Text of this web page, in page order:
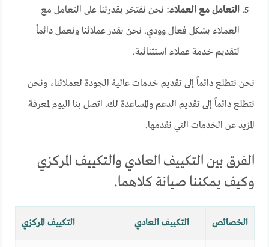
التعامل مع العملاء: نحن نفتخر بقدرتنا على التعامل مع
العملاء بشكل فعال وودي. نحن نقدر عملائنا ونعمل دائماً
لتقديم خدمة عملاء استثنائية.
نحن نتطلع دائماً إلى تقديم خدمات عالية الجودة لعملائنا، ونحن
نتطلع دائماً إلى تقديم الدعم والمساعدة لك. اتصل بنا اليوم لمعرفة
المزيد عن الخدمات التي نقدمها.
الفرق بين التكييف العادي والتكييف المركزي
وكيف يمكننا صيانة كلاهما.
الخصائص التكييف العادي التكييف المركزي